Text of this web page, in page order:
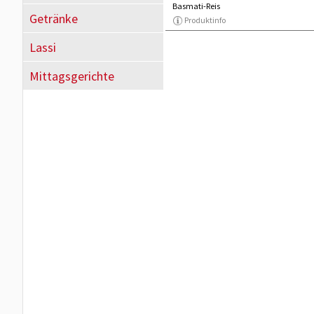
Getränke
Lassi
Mittagsgerichte
Basmati-Reis
Produktinfo